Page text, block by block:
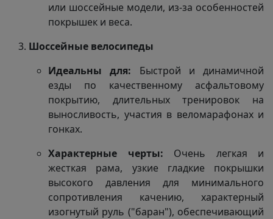
или шоссейные модели, из-за особенностей
покрышек и веса.
Шоссейные велосипеды
Идеальны для: Быстрой и динамичной
езды по качественному асфальтовому
покрытию, длительных тренировок на
выносливость, участия в веломарафонах и
гонках.
Характерные черты: Очень легкая и
жесткая рама, узкие гладкие покрышки
высокого давления для минимального
сопротивления качению, характерный
изогнутый руль ("баран"), обеспечивающий